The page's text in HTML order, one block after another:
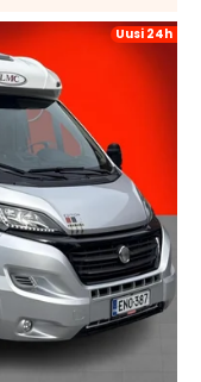
Uusi 24h